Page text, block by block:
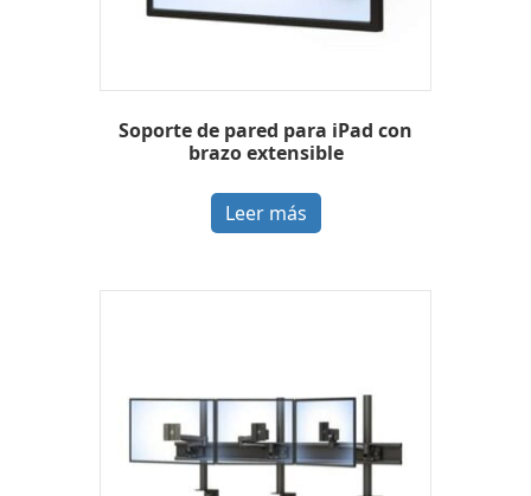
Soporte de pared para iPad con
brazo extensible
Leer más